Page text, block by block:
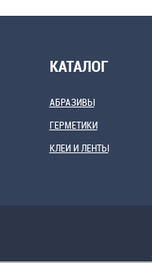
КАТАЛОГ
АБРАЗИВЫ
ГЕРМЕТИКИ
КЛЕИ И ЛЕНТЫ